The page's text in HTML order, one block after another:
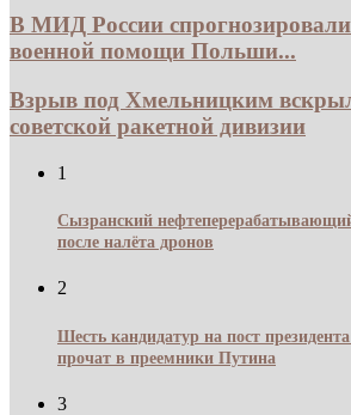
В МИД России спрогнозировали
военной помощи Польши...
Взрыв под Хмельницким
советской ракетной дивизии
1
Сызранский
после налёта дронов
2
Шесть кандидатур на пост
прочат в преемники Путина
3